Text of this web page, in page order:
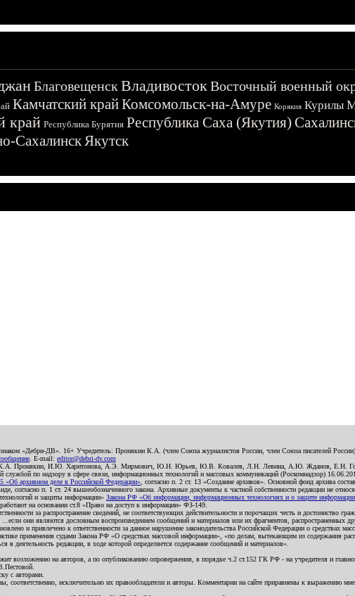
БлаговещенскВладивостокВосточный военный
Камчатский крайКомсомольск-на-Амуре Корякия Курилы
край Республика Бурятия Республика Саха (Якутия)
СахалинскЯкутск
знаком «Дебри-ДВ». 16+ Учредитель: Пронякин К.А. (член Союза журналистов России, член Союза писателей
. E-mail: editor@debri-dv.com
К.А. Пронякин, И.Ю. Харитонова, А.Э. Мирмович, Ю.Н. Юрьев, Ю.В. Ковалев, Л.Н. Левина, А.Ю. Жданов,
службой по надзору в сфере связи, информационных технологий и массовых коммуникаций (Роскомнадзор)
архивном деле в Российской Федерации» , согласно п. 2 ст. 13 «Создание архивов». Основной фонд архива
п. 1 ст. 24 вышеобозначенного закона. Архивные документы к частной собственности редакции не
и защиты информации» Закона РФ «Об информации, информационных технологиях и о защите
на основании ст.8 «Право на доступ к информации» ФЗ-149.
за распространение сведений, не соответствующих действительности и порочащих честь и достоинство
они являются дословным воспроизведением сообщений и материалов или их фрагментов, распространенных
и привлечено к ответственности за данное нарушение законодательства Российской Федерации о средствах
применения судами Закона РФ «О средствах массовой информации», «по делам, вытекающим из содержания
деятельность редакции, в ходе которой определяется содержание сообщений и материалов».
возложению на авторов, а по опубликованию опровержения, в порядке ч.2 ст.152 ГК РФ - на учредителя и
с авторами.
соответственно, исключительно их правообладатели и авторы. Комментарии на сайте приравнены к выражению